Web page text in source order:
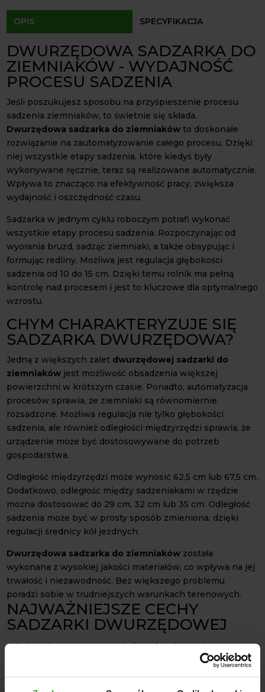
Dostępność form dostawy i ceny uzależniona od produktu.
OPIS SPECYFIKACJA
DWURZĘDOWA SADZARKA DO
ZIEMNIAKÓW - WYDAJNOŚĆ
PROCESU SADZENIA
Jeśli poszukujesz sposobu na przyśpieszenie procesu
sadzenia ziemniaków, to świetnie się składa.
Dwurzędowa sadzarka do ziemniaków to doskonałe
rozwiązanie na zautomatyzowanie całego procesu. Dzięki
niej wszystkie etapy sadzenia, które kiedyś były
wykonywane ręcznie, teraz są realizowane automatycznie.
Wpływa to znacząco na efektywność pracy, zwiększa
wydajność i oszczędność czasu.
Sadzarka w jednym cyklu roboczym potrafi wykonać
wszystkie etapy procesu sadzenia. Rozpoczynając od
wyorania bruzd, sadząc ziemniaki, a także obsypując i
formując redliny. Możliwa jest regulacja głębokości
sadzenia od 10 do 15 cm. Dzięki temu rolnik ma pełną
kontrolę nad procesem i jest to kluczowe dla optymalnego
wzrostu.
CHYM CHARAKTERYZUJE SIĘ
SADZARKA DWURZĘDOWA?
Jedną z większych zalet dwurzędowej sadzarki do
ziemniaków jest możliwość obsadzenia większej
powierzchni w krótszym czasie. Ponadto, automatyzacja
procesów sprawia, że ziemniaki są równomiernie
rozsadzone. Możliwa regulacja nie tylko głębokości
sadzenia, ale również odległości międzyrzędzi sprawia, że
urządzenie może być dostosowywane do potrzeb
gospodarstwa.
Odległość międzyrzędzi może wynosić 62,5 cm lub 67,5 cm.
Dodatkowo, odległość między sadzeniakami w rzędzie
można dostosować do 29 cm, 32 cm lub 35 cm. Odległość
sadzenia może być w prosty sposób zmieniona, dzięki
regulacji średnicy kół jezdnych.
Dwurzędowa sadzarka do ziemniaków została
wykonana z wysokiej jakości materiałów, co wpływa na jej
trwałość i niezawodność. Bez większego problemu
poradzi sobie w trudniejszych warunkach terenowych.
NAJWAŻNIEJSZE CECHY
SADZARKI DWURZĘDOWEJ
Automatyczne wyorywanie bruzd, sadzenie i